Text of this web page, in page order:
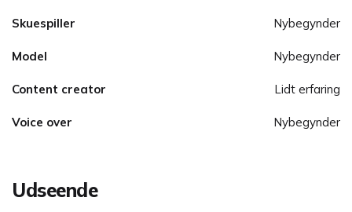
Skuespiller Nybegynder
Model Nybegynder
Content creator Lidt erfaring
Voice over Nybegynder
Udseende